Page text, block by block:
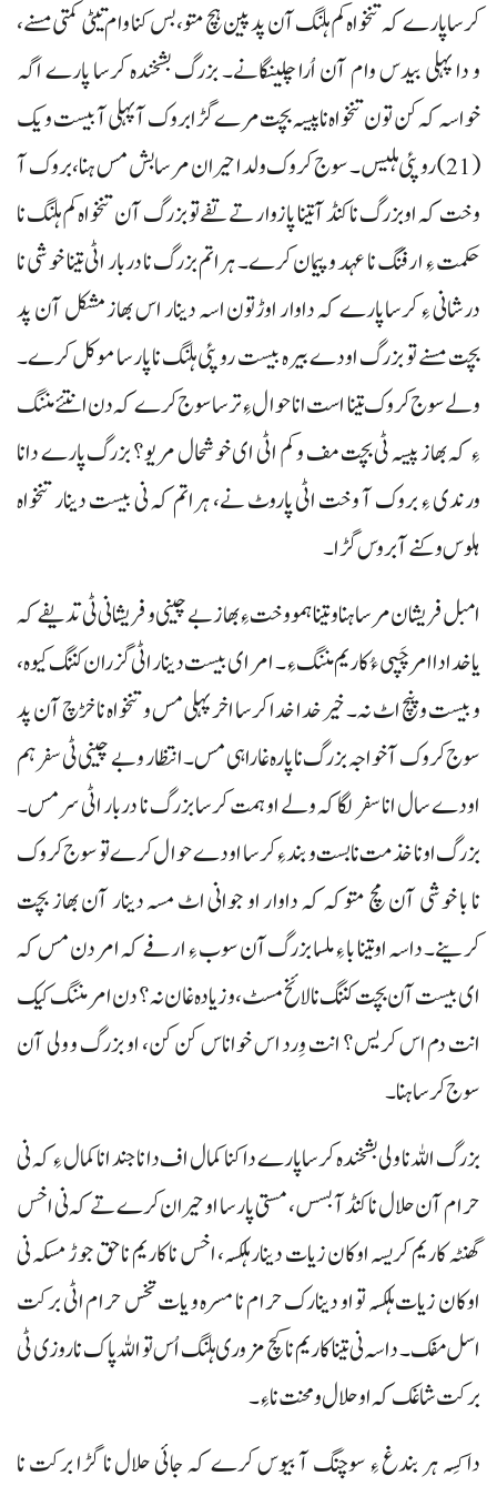
کرسا پارے کہ تنخواہ کم ہلنگ آن پد پین ہچ متو، بس کنا وام تیٹی کمتی مسنے،
و دا پہلی بیدس وام آن اُرا چلینگانے۔ بزرگ بشخندہ کرسا پارے اگہ
خواسہ کہ کن تون تنخواہ نا پیسہ بچت مرے گڑا بروک آ پہلی آ بیست و یک
(21) روپئی ہلیس۔ سوج کروک ولدا حیران مرسا بش مس ہنا، بروک آ
وخت کہ او بزرگ نا کنڈ آ تینا پازوار تے تفے تو بزرگ آن تنخواہ کم ہلنگ نا
حکمت ءِ ارفنگ نا عہد و پیمان کرے۔ ہراتم بزرگ نا دربار اٹی تینا خوشی نا
درشانی ءِ کرسا پارے کہ داوار اوڑتون اسہ دینار اس بھاز مشکل آن پد
بچت مسنے تو بزرگ اودے بیرہ بیست روپئی ہلنگ نا پارسا موکل کرے۔
ولے سوج کروک تینا است انا حوال ءِ ترسا سوج کرے کہ دن انتئے مننگ
ءِ کہ بھاز پیسہ ٹی بچت مف و کم اٹی ای خوشحال مریو؟ بزرگ پارے دانا
ورندی ءِ بروک آ وخت اٹی پاروٹ نے، ہراتم کہ نی بیست دینار تنخواہ
ہلوس و کنے آ بروس گڑا۔
امبل فریشان مرسا ہنا و تینا ہمو وخت ءِ بھاز بے چینی و فریشانی ٹی تدیفے کہ
یا خدا دا امر چَپی ءُ کاریم مننگ ءِ۔ امر ای بیست دینار اٹی گزران کننگ کیوہ،
و بیست و پنچ اٹ نہ۔ خیر خدا خدا کرسا اخر پہلی مس و تنخواہ نا خڑچ آن پد
سوج کروک آ خواجہ بزرگ نا پارہ غا راہی مس۔ انتظار و بے چینی ٹی سفر ہم
اودے سال انا سفر لگاکہ ولے او ہمت کرسا بزرگ نا دربار اٹی سر مس۔
بزرگ اونا خذمت نا بست و بند ءِ کرسا اودے حوال کرے تو سوج کروک
نا با خوشی آن مچ متوکہ کہ داوار او جوانی اٹ مسہ دینار آن بھاز بچت
کرینے۔ داسہ او تینا با ءِ ملسا بزرگ آن سوب ءِ ارفے کہ امر دن مس کہ
ای بیست آن بچت کننگ نا لائخ مسٹ، و زیادہ غان نہ؟ دن امر مننگ کیک
انت دم اس کریس؟ انت وِرد اس خواناس کن کن، او بزرگ و ولی آن
سوج کرسا ہنا۔
بزرگ اللہ نا ولی بشخندہ کرسا پارے دا کنا کمال اف دا نا جند انا کمال ءِ کہ نی
حرام آن حلال نا کنڈ آ بسس، مستی پارسا او حیران کرے تے کہ نی اخس
گھنٹہ کاریم کریسہ اوکان زیات دینار ہلکسہ، اخس نا کاریم نا حق جوڑ مسکہ نی
اوکان زیات ہلکسہ تو او دینارک حرام نا مسرہ و یات تخس حرام اٹی برکت
اسل مفک۔ داسہ نی تینا کاریم نا کچ مزوری ہلنگ اُس تو اللہ پاک نا روزی ٹی
برکت شاغک کہ او حلال و محنت نا ءِ۔
دا کِسہ ہر بندغ ءِ سوچنگ آ بیوس کرے کہ جائی حلال نا گڑا برکت نا